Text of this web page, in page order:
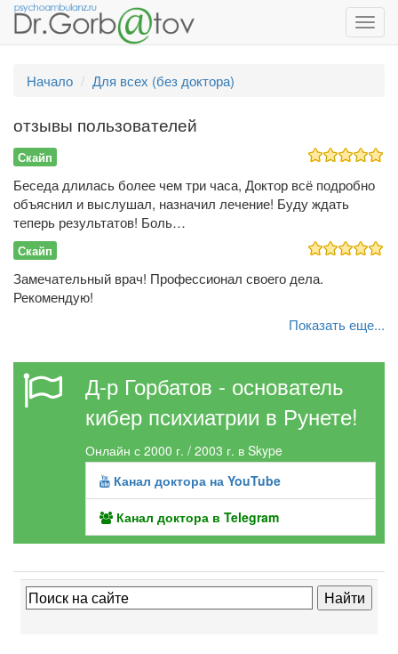
Начало
Для всех (без доктора)
отзывы пользователей
Скайп
Беседа длилась более чем три часа, Доктор всё подробно
объяснил и выслушал, назначил лечение! Буду ждать
теперь результатов! Боль…
Скайп
Замечательный врач! Профессионал своего дела.
Рекомендую!
Показать еще...
Д-р Горбатов - основатель
кибер психиатрии в Рунете!
Онлайн с 2000 г. / 2003 г. в Skype
Канал доктора на YouTube
Канал доктора в Telegram